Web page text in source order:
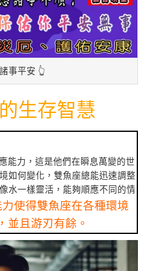
事平安 👆
生存智慧
能力，這是他們在瞬息萬變的世
如何變化，雙魚座總能迅速調整
水一樣靈活，能夠順應不同的情
使得雙魚座在各種環境
並且游刃有餘。